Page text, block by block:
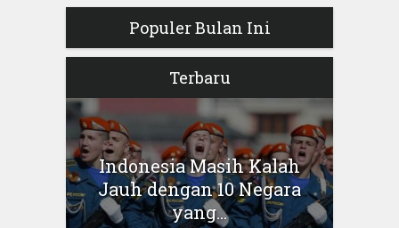
Populer Bulan Ini
Terbaru
Indonesia Masih Kalah
Jauh dengan 10 Negara
yang...